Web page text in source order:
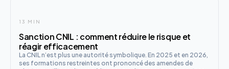
13 MIN
Sanction CNIL : comment réduire le risque et
réagir efficacement
La CNIL n’est plus une autorité symbolique. En 2025 et en 2026,
ses formations restreintes ont prononcé des amendes de